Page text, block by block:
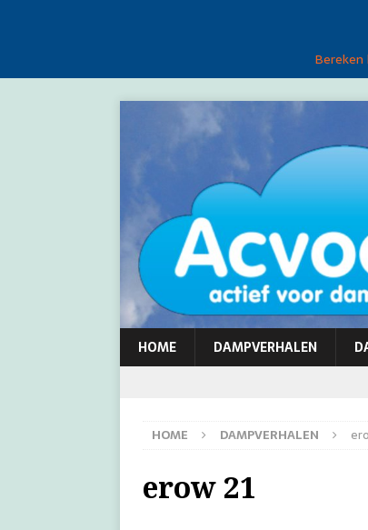
HOME DAMPVERHALEN
HOME DAMPVERHALEN
erow 21